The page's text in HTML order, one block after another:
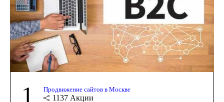
1 Продвижение сайтов в Москве
1137 Акции